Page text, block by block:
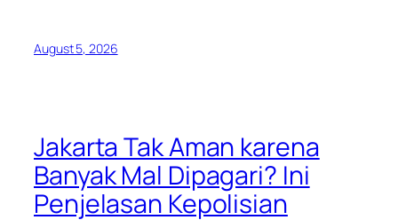
August 5, 2026
Jakarta Tak Aman karena
Banyak Mal Dipagari? Ini
Penjelasan Kepolisian